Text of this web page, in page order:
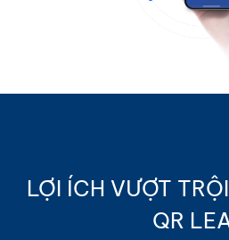
LỢI ÍCH VƯỢT
QR